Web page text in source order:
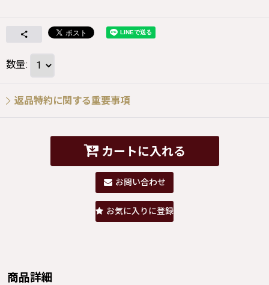
数量:
返品特約に関する重要事項
カートに入れる
お問い合わせ
お気に入りに登録
商品詳細